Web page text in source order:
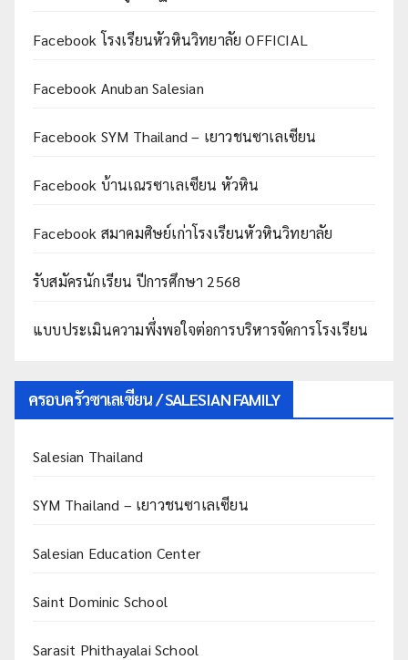
Facebook โรงเรียนหัวหินวิทยาลัย OFFICIAL
Facebook Anuban Salesian
Facebook SYM Thailand – เยาวชนซาเลเซียน
Facebook บ้านเณรซาเลเซียน หัวหิน
Facebook สมาคมศิษย์เก่าโรงเรียนหัวหินวิทยาลัย
รับสมัครนักเรียน ปีการศึกษา 2568
แบบประเมินความพึ่งพอใจต่อการบริหารจัดการโรงเรียน
ครอบครัวซาเลเซียน / SALESIAN FAMILY
Salesian Thailand
SYM Thailand – เยาวชนซาเลเซียน
Salesian Education Center
Saint Dominic School
Sarasit Phithayalai School